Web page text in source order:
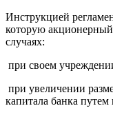
Инструкцией
которую
случаях:
при своем
при увеличении
капитала банка